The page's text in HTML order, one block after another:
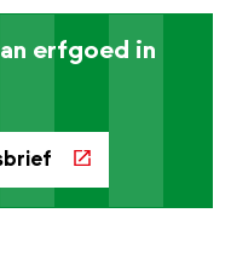
erfgoed in